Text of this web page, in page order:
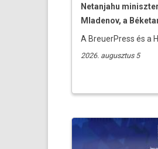
Netanjahu
Mladenov, a
A BreuerPress és a
2026. augusztus 5